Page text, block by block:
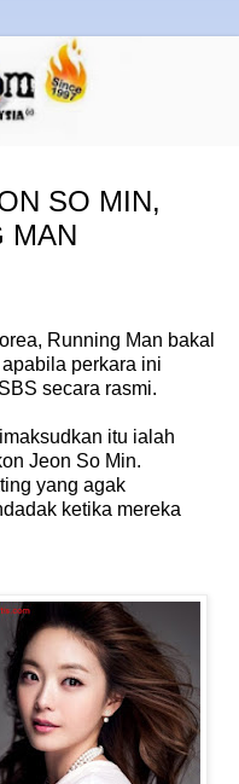
SO MIN,
MAN
Running Man bakal
perkara ini
secara rasmi.
itu ialah
Jeon So Min.
yang agak
ketika mereka